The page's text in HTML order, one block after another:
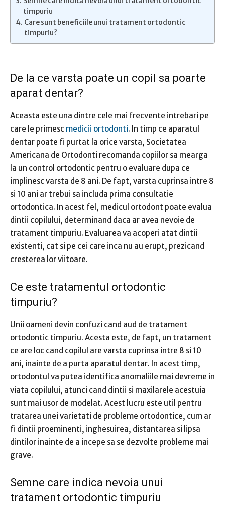
timpuriu
​Care sunt beneficiile unui tratament ortodontic
timpuriu?
​De la ce varsta poate un copil sa poarte
aparat dentar?
Aceasta este una dintre cele mai frecvente intrebari pe
care le primesc medicii ortodonti. In timp ce aparatul
dentar poate fi purtat la orice varsta, Societatea
Americana de Ortodonti recomanda copiilor sa mearga
la un control ortodontic pentru o evaluare dupa ce
implinesc varsta de 8 ani. De fapt, varsta cuprinsa intre 8
si 10 ani ar trebui sa includa prima consultatie
ortodontica. In acest fel, medicul ortodont poate evalua
dintii copilului, determinand daca ar avea nevoie de
tratament timpuriu. Evaluarea va acoperi atat dintii
existenti, cat si pe cei care inca nu au erupt, prezicand
cresterea lor viitoare.
​Ce este tratamentul ortodontic
timpuriu?
Unii oameni devin confuzi cand aud de tratament
ortodontic timpuriu. Acesta este, de fapt, un tratament
ce are loc cand copilul are varsta cuprinsa intre 8 si 10
ani, inainte de a purta aparatul dentar. In acest timp,
ortodontul va putea identifica anomaliile mai devreme in
viata copilului, atunci cand dintii si maxilarele acestuia
sunt mai usor de modelat. Acest lucru este util pentru
tratarea unei varietati de probleme ortodontice, cum ar
fi dintii proeminenti, inghesuirea, distantarea si lipsa
dintilor inainte de a incepe sa se dezvolte probleme mai
grave.
​Semne care indica nevoia unui
tratament ortodontic timpuriu